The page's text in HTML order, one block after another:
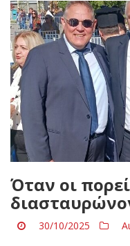
Όταν οι
30/10/2025